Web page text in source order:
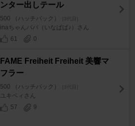
ンター出しテール
500 （ハッチバック） [3代目]
inaちゃんパパ（いなぱぱ♪）さん
61
0
FAME Freiheit Freiheit 美響マ
フラー
500 （ハッチバック） [3代目]
ユキベィさん
57
9